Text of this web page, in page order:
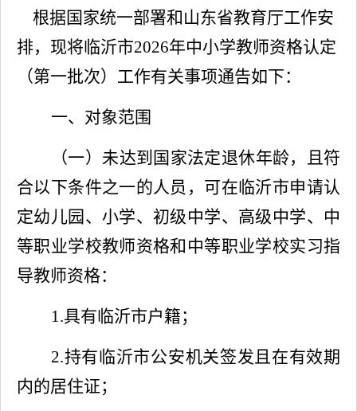
根据国家统一部署和山东省教育厅工作安
排，现将临沂市2026年中小学教师资格认定
（第一批次）工作有关事项通告如下：
一、对象范围
（一）未达到国家法定退休年龄，且符
合以下条件之一的人员，可在临沂市申请认
定幼儿园、小学、初级中学、高级中学、中
等职业学校教师资格和中等职业学校实习指
导教师资格：
1.具有临沂市户籍；
2.持有临沂市公安机关签发且在有效期
内的居住证；